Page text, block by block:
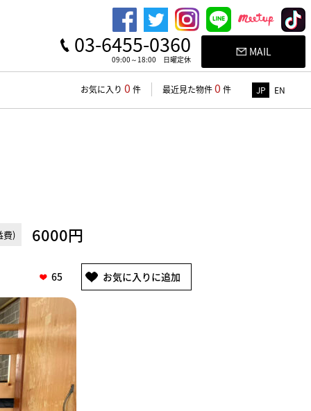
03-6455-0360
09:00～18:00 日曜定休
MAIL
お気に入り 0 件 最近見た物件0 件 JP EN
費) 6000円
65